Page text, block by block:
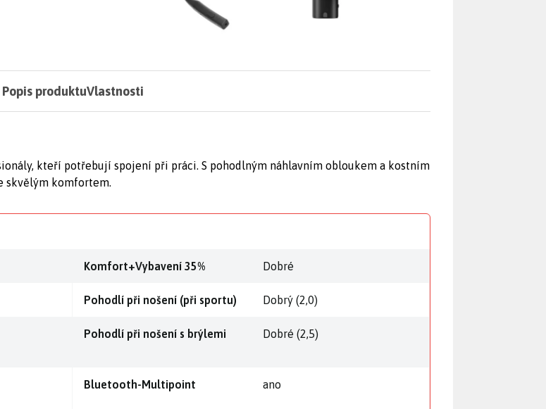
Popis produktuVlastnosti
kteří potřebují spojení při práci. S pohodlným náhlavním obloukem a kostním
skvělým komfortem.
Komfort+Vybavení 35% Dobré
Pohodlí při nošení (při sportu) Dobrý (2,0)
Pohodlí při nošení s brýlemi Dobré (2,5)
Bluetooth-Multipoint ano